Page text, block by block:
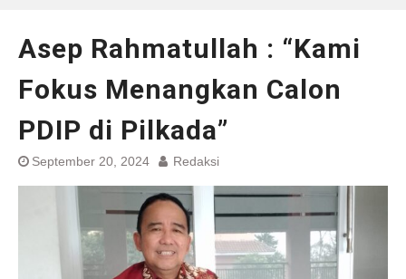
Asep Rahmatullah : “Kami
Fokus Menangkan Calon
PDIP di Pilkada”
September 20, 2024 Redaksi